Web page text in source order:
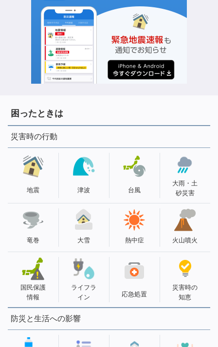
困ったときは
災害時の行動
地震 津波 台風
大雨・土
砂災害
竜巻 大雪 熱中症 火山噴火
国民保護
情報
ライフラ
イン
応急処置
災害時の
知恵
防災と生活への影響